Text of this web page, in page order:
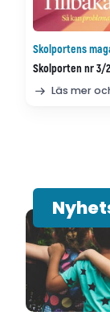
Skolportens
Skolporten nr 3/
Läs mer